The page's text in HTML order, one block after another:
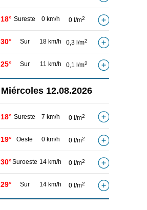
18° Sureste 0 km/h 0 l/m2
30° Sur 18 km/h 0,3 l/m2
25° Sur 11 km/h 0,1 l/m2
Miércoles 12.08.2026
18° Sureste 7 km/h 0 l/m2
19° Oeste 0 km/h 0 l/m2
30°Suroeste 14 km/h 0 l/m2
29° Sur 14 km/h 0 l/m2